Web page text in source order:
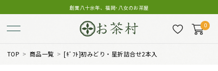
創業八十余年、福岡･八女のお茶屋
0
TOP 商品一覧 [ｷﾞﾌﾄ]初みどり・星折詰合せ2本入